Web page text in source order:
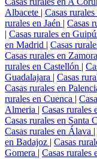
Albacete | Casas
rurales en Jaén | Casas
| Casas rurales en
en Madrid | Casas
Casas rurales en Zamora
rurales en Castellón |
Guadalajara | Casas
Casas rurales en
rurales en Cuenca |
Almeria | Casas rurales
Casas rurales en Santa
Casas rurales en Álava |
en Badajoz | Casas
Gomera | Casas rurales